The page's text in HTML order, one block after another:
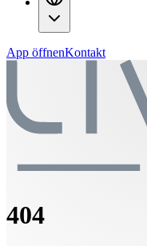
App öffnenKontakt
404